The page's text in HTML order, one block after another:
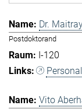
Dr.
Postdoktorand
I-120
Vito